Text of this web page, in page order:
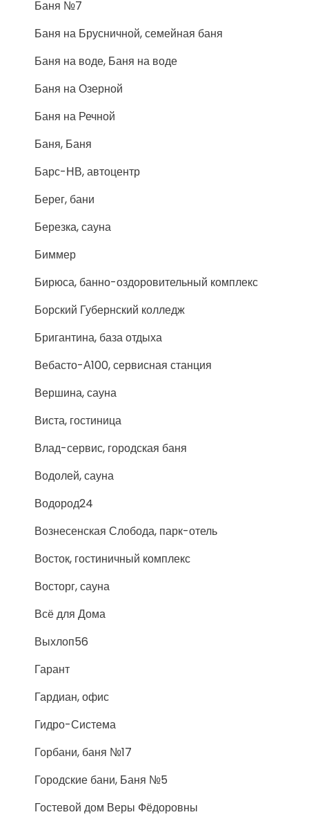
Баня №7
Баня на Брусничной, семейная баня
Баня на воде, Баня на воде
Баня на Озерной
Баня на Речной
Баня, Баня
Барс-НВ, автоцентр
Берег, бани
Березка, сауна
Биммер
Бирюса, банно-оздоровительный комплекс
Борский Губернский колледж
Бригантина, база отдыха
Вебасто-А100, сервисная станция
Вершина, сауна
Виста, гостиница
Влад-сервис, городская баня
Водолей, сауна
Водород24
Вознесенская Слобода, парк-отель
Восток, гостиничный комплекс
Восторг, сауна
Всё для Дома
Выхлоп56
Гарант
Гардиан, офис
Гидро-Система
Горбани, баня №17
Городские бани, Баня №5
Гостевой дом Веры Фёдоровны